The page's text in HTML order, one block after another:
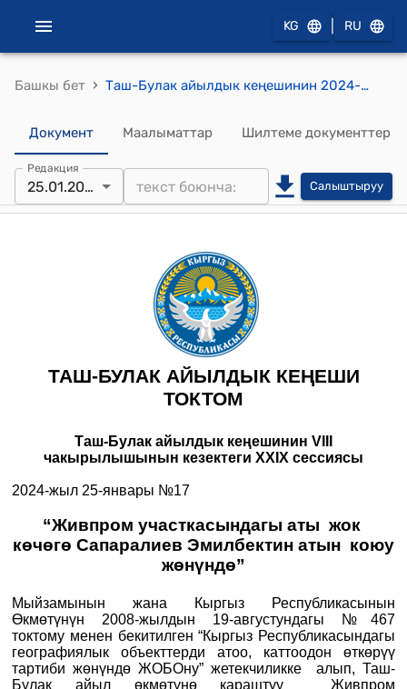
KG RU
Башкы бет › Таш-Булак айылдык кеңешинин 2024-жылынын 25-январындагы №17 “Живпром участкасындагы аты жок көчөгө Сапаралиев Эмилбектин атын коюу жөнүндө” токтому
Документ Маалыматтар Шилтеме документтер
Редакция
25.01.2024 Салыштыруу